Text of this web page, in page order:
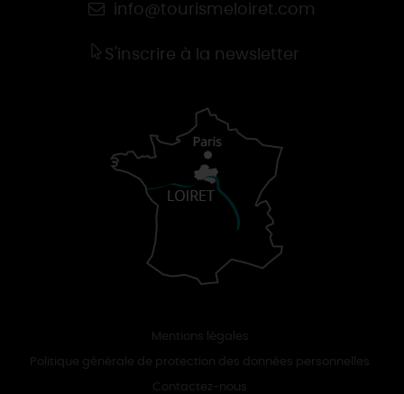
info@tourismeloiret.com
S'inscrire à la newsletter
Mentions légales
Politique générale de protection des données personnelles
Contactez-nous